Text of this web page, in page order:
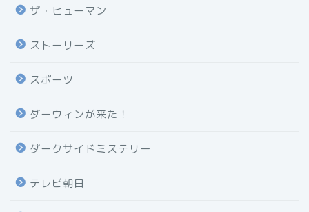
ザ・ヒューマン
ストーリーズ
スポーツ
ダーウィンが来た！
ダークサイドミステリー
テレビ朝日